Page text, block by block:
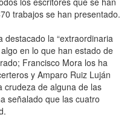
trabajos se han presentado.
la “extraordinaria
en lo que han estado de
Francisco Mora los ha
y Amparo Ruiz Luján
crudeza de alguna de las
señalado que las cuatro